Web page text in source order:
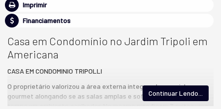
Imprimir
Financiamentos
Casa em Condomínio no Jardim Tripoli em
Americana
CASA EM CONDOMINIO TRIPOLLI
O proprietário valorizou a área externa integrando a cozinha
gourmet alongando se as salas amplas e sofisticadas, ao mesmo
tempo um ambiente acolhedor. No mesmo piso ficam 3 suites uma
Continuar Lendo...